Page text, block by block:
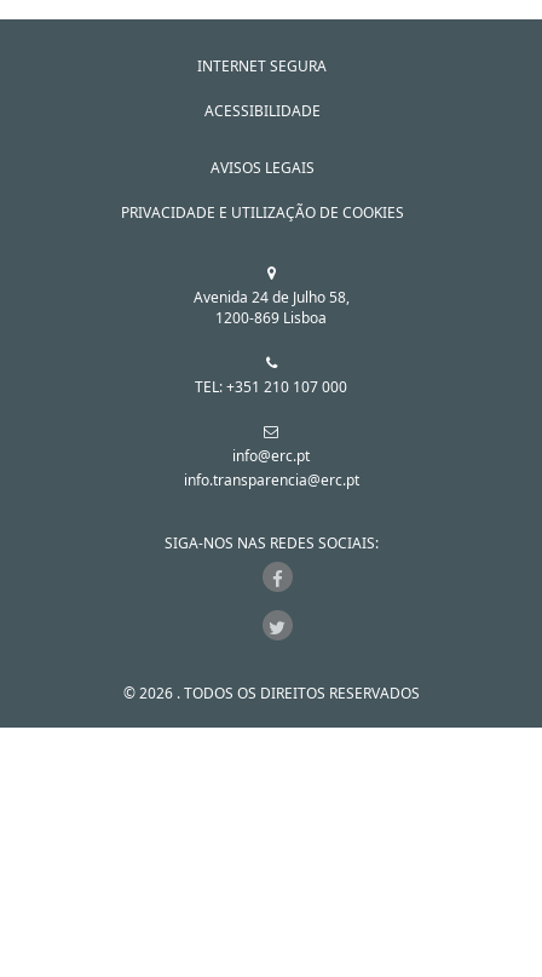
INTERNET SEGURA
ACESSIBILIDADE
AVISOS LEGAIS
PRIVACIDADE E UTILIZAÇÃO DE COOKIES
Avenida 24 de Julho 58,
1200-869 Lisboa
TEL: +351 210 107 000
info@erc.pt
info.transparencia@erc.pt
SIGA-NOS NAS REDES SOCIAIS:
© 2026 . TODOS OS DIREITOS RESERVADOS